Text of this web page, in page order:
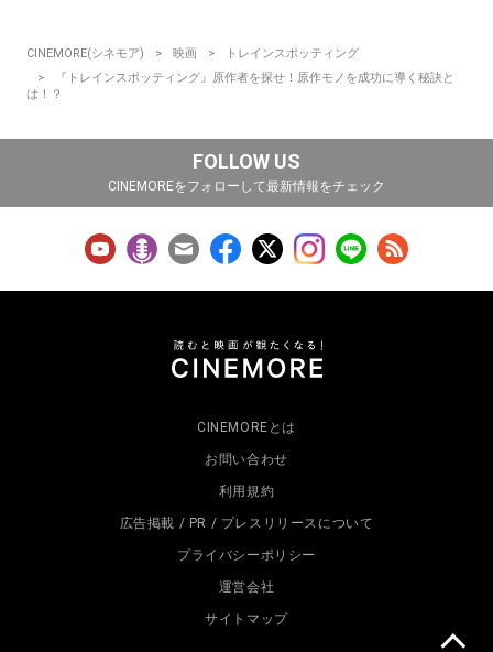
CINEMORE(シネモア) 映画
トレインスポッティング
『トレインスポッティング』原作者を探せ！原作モノを成功に導く秘訣と
は！？
FOLLOW US
CINEMOREをフォローして最新情報をチェック
CINEMOREとは
お問い合わせ
利用規約
広告掲載 / PR / プレスリリースについて
プライバシーポリシー
運営会社
サイトマップ